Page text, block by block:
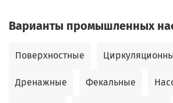
Варианты промышленных
Поверхностные
Дренажные Фекальные